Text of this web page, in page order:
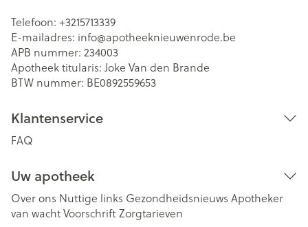
Telefoon: +3215713339
E-mailadres: info@apotheeknieuwenrode.be
APB nummer: 234003
Apotheek titularis: Joke Van den Brande
BTW nummer: BE0892559653
Klantenservice
FAQ
Uw apotheek
Over ons Nuttige links Gezondheidsnieuws Apotheker
van wachtVoorschriftZorgtarieven